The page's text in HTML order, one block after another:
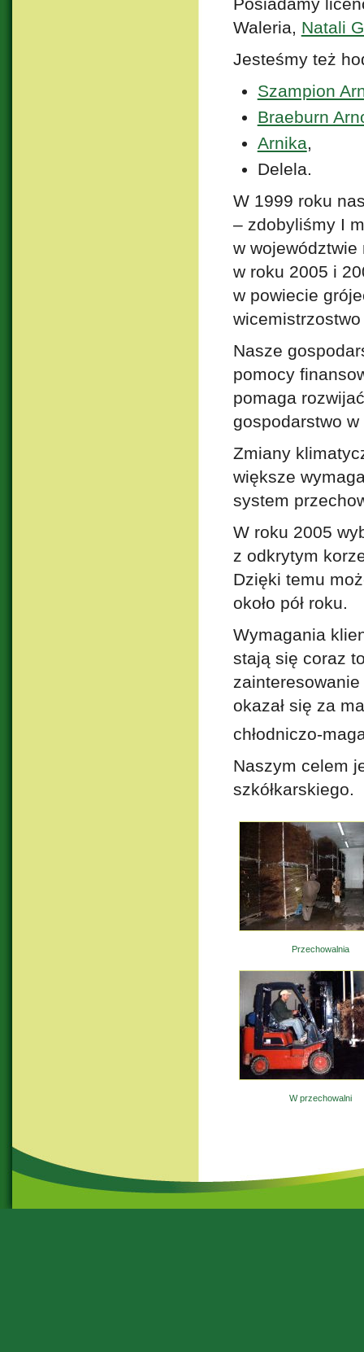
Waleria, Natali
Jesteśmy też
Szampion
Braeburn
Arnika,
Delela.
W 1999 roku
– zdobyliśmy I
w
w roku 2005 i
w powiecie
Nasze
pomocy
pomaga
gospodarstwo
Zmiany
większe
system
W roku 2005
z odkrytym
Dzięki temu
około pół roku.
Wymagania
stają się coraz
okazał się za
chłodniczo-
Naszym celem
szkółkarskiego.
Przechowalnia
W przechowalni